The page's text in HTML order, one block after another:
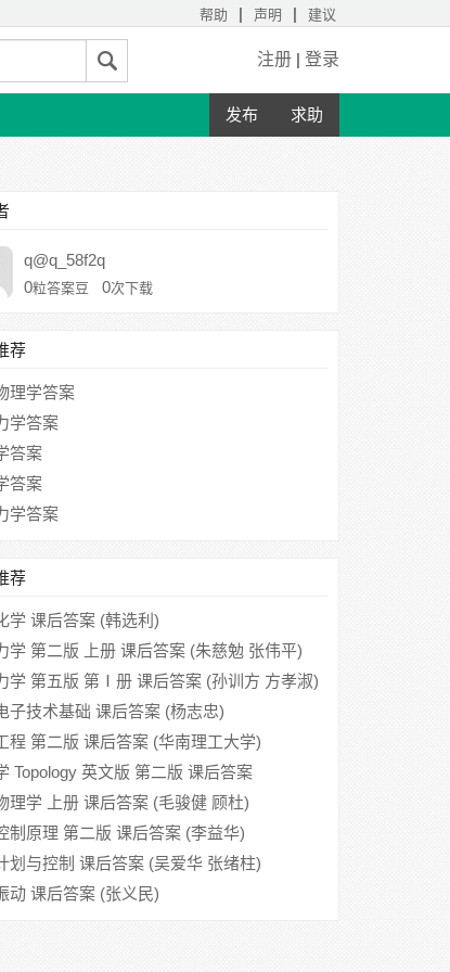
帮助 | 声明 | 建议
注册 | 登录
发布 求助
q@q_58f2q
0粒答案豆 0次下载
荐
理学答案
学答案
答案
答案
学答案
荐
学 课后答案 (韩选利)
学 第二版 上册 课后答案 (朱慈勉 张伟平)
学 第五版 第Ⅰ册 课后答案 (孙训方 方孝淑)
子技术基础 课后答案 (杨志忠)
程 第二版 课后答案 (华南理工大学)
Topology 英文版 第二版 课后答案
理学 上册 课后答案 (毛骏健 顾杜)
制原理 第二版 课后答案 (李益华)
划与控制 课后答案 (吴爱华 张绪柱)
动 课后答案 (张义民)